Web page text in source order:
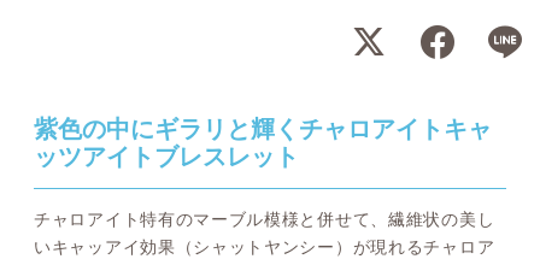
紫色の中にギラリと輝くチャロアイトキャ
ッツアイトブレスレット
チャロアイト特有のマーブル模様と併せて、繊維状の美し
いキャッアイ効果（シャットヤンシー）が現れるチャロア